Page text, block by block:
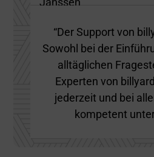
“Der Support von
Sowohl bei der
alltäglichen
Experten von
jederzeit und bei
kompetent